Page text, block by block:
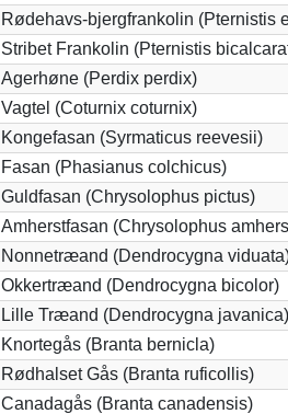
Rødehavs-bjergfrankolin (Pternistis
Stribet Frankolin (Pternistis
Agerhøne (Perdix perdix)
Vagtel (Coturnix coturnix)
Kongefasan (Syrmaticus reevesii)
Fasan (Phasianus colchicus)
Guldfasan (Chrysolophus pictus)
Amherstfasan (Chrysolophus
Nonnetræand (Dendrocygna
Okkertræand (Dendrocygna bicolor)
Lille Træand (Dendrocygna javanica)
Knortegås (Branta bernicla)
Rødhalset Gås (Branta ruficollis)
Canadagås (Branta canadensis)